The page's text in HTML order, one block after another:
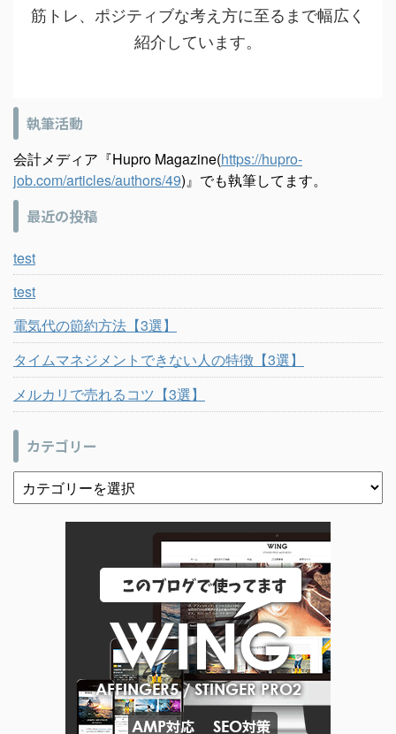
筋トレ、ポジティブな考え方に至るまで幅広く
紹介しています。
執筆活動
会計メディア『Hupro Magazine(https://hupro-
job.com/articles/authors/49)』でも執筆してます。
最近の投稿
test
test
電気代の節約方法【3選】
タイムマネジメントできない人の特徴【3選】
メルカリで売れるコツ【3選】
カテゴリー